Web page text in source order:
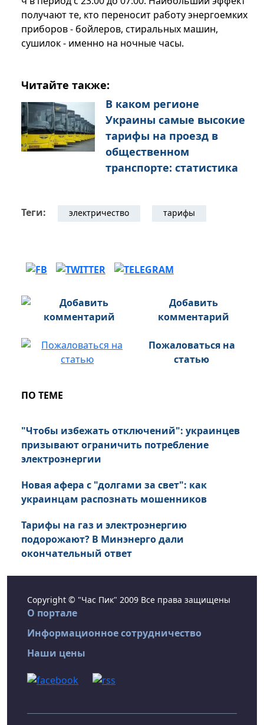
получают те, кто переносит работу энергоемких
приборов - бойлеров, стиральных машин,
сушилок - именно на ночные часы.
Читайте также:
В каком регионе
Украины самые высокие
тарифы на проезд в
общественном
транспорте: статистика
Теги: электричество тарифы
Добавить
комментарий
Пожаловаться на
статью
ПО ТЕМЕ
"Чтобы избежать отключений": украинцев
призывают ограничить потребление
электроэнергии
Новая афера с "долгами за свет": как
украинцам распознать мошенников
Тарифы на газ и электроэнергию
подорожают? В Минэнерго дали
окончательный ответ
Copyright © "Час Пик" 2009 Все права защищены
О портале
Информационное сотрудничество
Наши цены